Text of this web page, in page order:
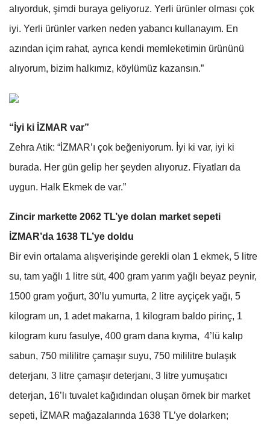
alıyorduk, şimdi buraya geliyoruz. Yerli ürünler olması çok
iyi. Yerli ürünler varken neden yabancı kullanayım. En
azından içim rahat, ayrıca kendi memleketimin ürününü
alıyorum, bizim halkımız, köylümüz kazansın.”
“İyi ki İZMAR var”
Zehra Atik: “İZMAR’ı çok beğeniyorum. İyi ki var, iyi ki
burada. Her gün gelip her şeyden alıyoruz. Fiyatları da
uygun. Halk Ekmek de var.”
Zincir markette 2062 TL’ye dolan market sepeti
İZMAR’da 1638 TL’ye doldu
Bir evin ortalama alışverişinde gerekli olan 1 ekmek, 5 litre
su, tam yağlı 1 litre süt, 400 gram yarım yağlı beyaz peynir,
1500 gram yoğurt, 30’lu yumurta, 2 litre ayçiçek yağı, 5
kilogram un, 1 adet makarna, 1 kilogram baldo pirinç, 1
kilogram kuru fasulye, 400 gram dana kıyma, 4’lü kalıp
sabun, 750 mililitre çamaşır suyu, 750 mililitre bulaşık
deterjanı, 3 litre çamaşır deterjanı, 3 litre yumuşatıcı
deterjan, 16’lı tuvalet kağıdından oluşan örnek bir market
sepeti, İZMAR mağazalarında 1638 TL’ye dolarken;